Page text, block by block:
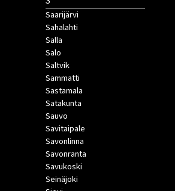
Saarijärvi
Sahalahti
Salla
Salo
Saltvik
Sammatti
Sastamala
Satakunta
Sauvo
Savitaipale
Savonlinna
Savonranta
Savukoski
Seinäjoki